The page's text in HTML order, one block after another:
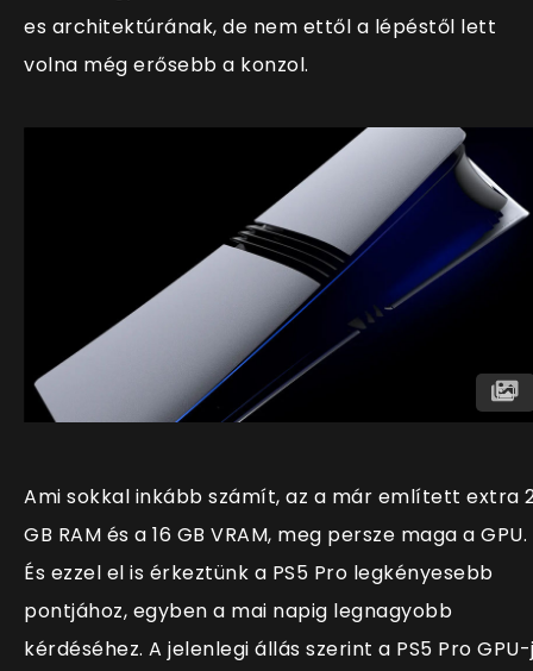
es architektúrának, de nem ettől a lépéstől lett
volna még erősebb a konzol.
Ami sokkal inkább számít, az a már említett extra
GB RAM és a 16 GB VRAM, meg persze maga a GPU.
És ezzel el is érkeztünk a PS5 Pro legkényesebb
pontjához, egyben a mai napig legnagyobb
kérdéséhez. A jelenlegi állás szerint a PS5 Pro